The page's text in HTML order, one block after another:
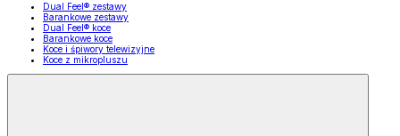
Dual Feel® zestawy
Barankowe zestawy
Dual Feel® koce
Barankowe koce
Koce i śpiwory telewizyjne
Koce z mikropluszu